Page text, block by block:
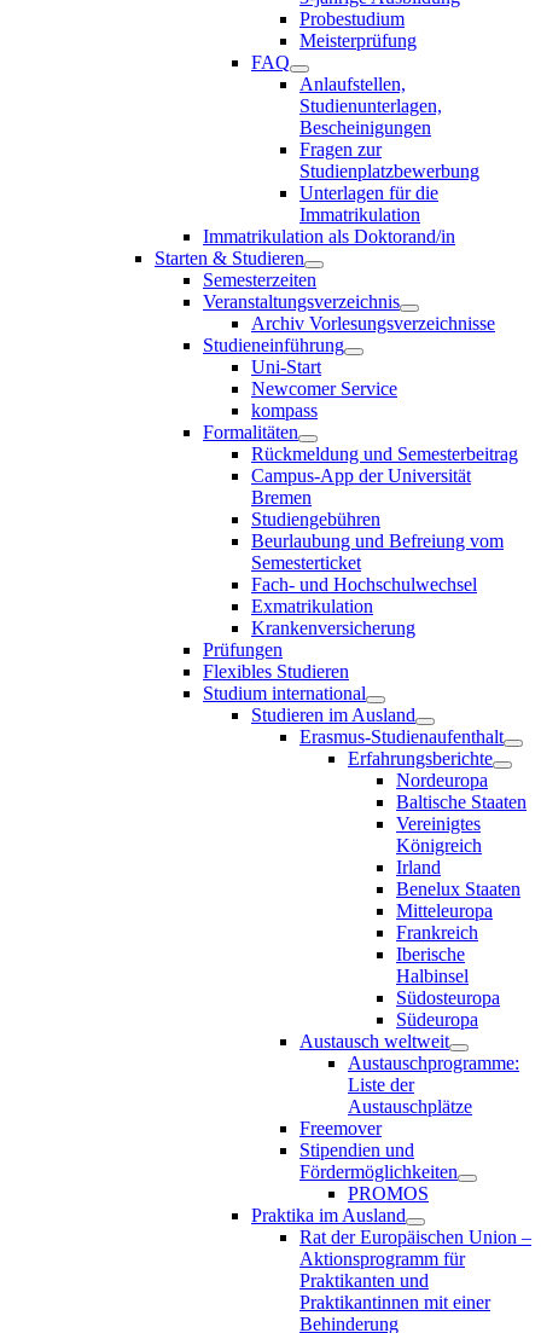
Probestudium
Meisterprüfung
FAQ
Anlaufstellen,
Studienunterlagen,
Bescheinigungen
Fragen zur
Studienplatzbewerbung
Unterlagen für die
Immatrikulation
Immatrikulation als Doktorand/in
Starten & Studieren
Semesterzeiten
Veranstaltungsverzeichnis
Archiv Vorlesungsverzeichnisse
Studieneinführung
Uni-Start
Newcomer Service
kompass
Formalitäten
Rückmeldung und Semesterbeitrag
Campus-App der Universität
Bremen
Studiengebühren
Beurlaubung und Befreiung vom
Semesterticket
Fach- und Hochschulwechsel
Exmatrikulation
Krankenversicherung
Prüfungen
Flexibles Studieren
Studium international
Studieren im Ausland
Erasmus-Studienaufenthalt
Erfahrungsberichte
Nordeuropa
Baltische Staaten
Vereinigtes
Königreich
Irland
Benelux Staaten
Mitteleuropa
Frankreich
Iberische
Halbinsel
Südosteuropa
Südeuropa
Austausch weltweit
Austauschprogramme:
Liste der
Austauschplätze
Freemover
Stipendien und
Fördermöglichkeiten
PROMOS
Praktika im Ausland
Rat der Europäischen Union –
Aktionsprogramm für
Praktikanten und
Praktikantinnen mit einer
Behinderung